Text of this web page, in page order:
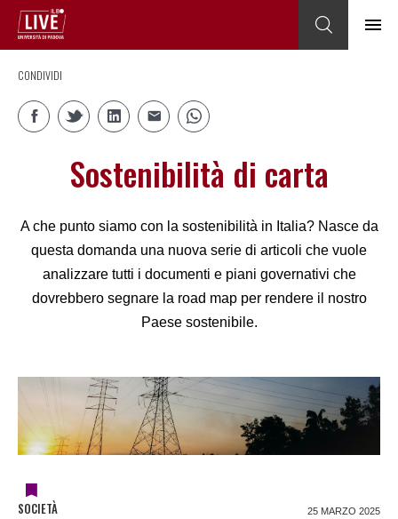
CONDIVIDI
Sostenibilità di carta
A che punto siamo con la sostenibilità in Italia? Nasce da
questa domanda una nuova serie di articoli che vuole
analizzare tutti i documenti e piani governativi che
dovrebbero segnare la road map per rendere il nostro
Paese sostenibile.
SOCIETÀ 25 MARZO 2025